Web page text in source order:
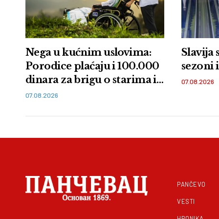
Nega u kućnim uslovima:
Porodice plaćaju i 100.000
dinara za brigu o starima i
bolesnima
07.08.2026
Slavija
sezoni
07.08.2026
PANČEVO
VESTI